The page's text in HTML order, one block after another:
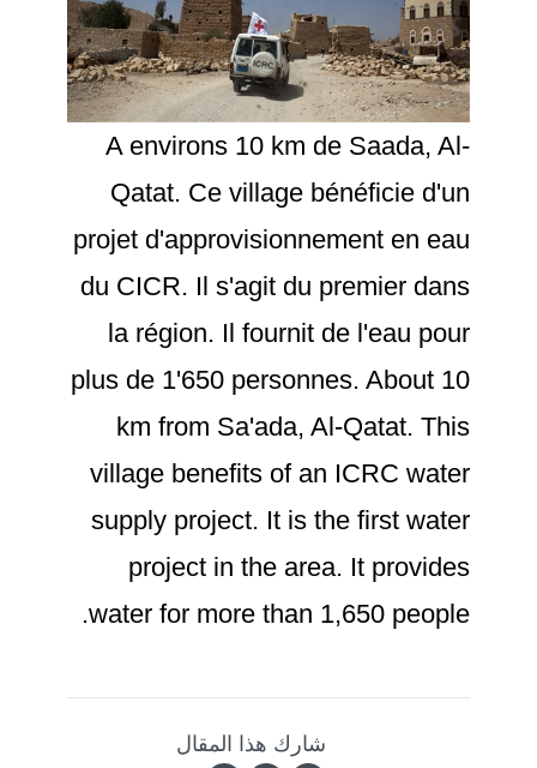
A environs 10 km de Saada, Al-
Qatat. Ce village bénéficie d'un
projet d'approvisionnement en eau
du CICR. Il s'agit du premier dans
la région. Il fournit de l'eau pour
plus de 1'650 personnes. About 10
km from Sa'ada, Al-Qatat. This
village benefits of an ICRC water
supply project. It is the first water
project in the area. It provides
water for more than 1,650 people.
شارك هذا المقال